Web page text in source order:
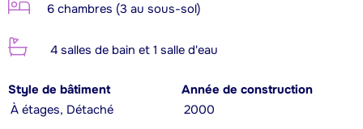
6 chambres (3 au sous-sol)
4 salles de bain et 1 salle d'eau
Style de bâtiment
À étages, Détaché
Année de construction
2000